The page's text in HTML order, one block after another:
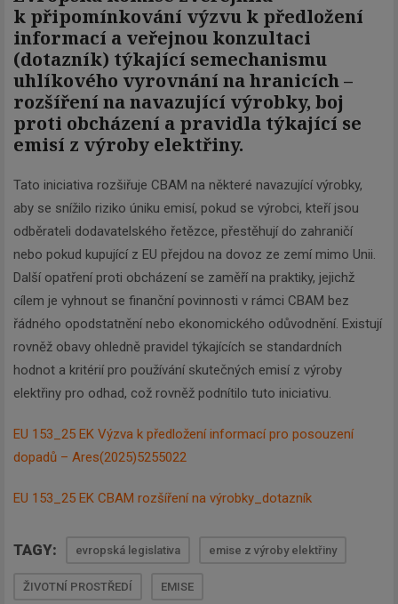
k připomínkování výzvu k předložení
informací a veřejnou konzultaci
(dotazník) týkající semechanismu
uhlíkového vyrovnání na hranicích –
rozšíření na navazující výrobky, boj
proti obcházení a pravidla týkající se
emisí z výroby elektřiny.
Tato iniciativa rozšiřuje CBAM na některé navazující výrobky,
aby se snížilo riziko úniku emisí, pokud se výrobci, kteří jsou
odběrateli dodavatelského řetězce, přestěhují do zahraničí
nebo pokud kupující z EU přejdou na dovoz ze zemí mimo Unii.
Další opatření proti obcházení se zaměří na praktiky, jejichž
cílem je vyhnout se finanční povinnosti v rámci CBAM bez
řádného opodstatnění nebo ekonomického odůvodnění. Existují
rovněž obavy ohledně pravidel týkajících se standardních
hodnot a kritérií pro používání skutečných emisí z výroby
elektřiny pro odhad, což rovněž podnítilo tuto iniciativu.
EU 153_25 EK Výzva k předložení informací pro posouzení
dopadů – Ares(2025)5255022
EU 153_25 EK CBAM rozšíření na výrobky_dotazník
TAGY: evropská legislativa emise z výroby elektřiny
ŽIVOTNÍ PROSTŘEDÍ EMISE
Newsletter
Zadejte váš email a my Vám
budeme zasílat ty nejdůležitější
informace, maximálně 1x týdně.
Odebírat